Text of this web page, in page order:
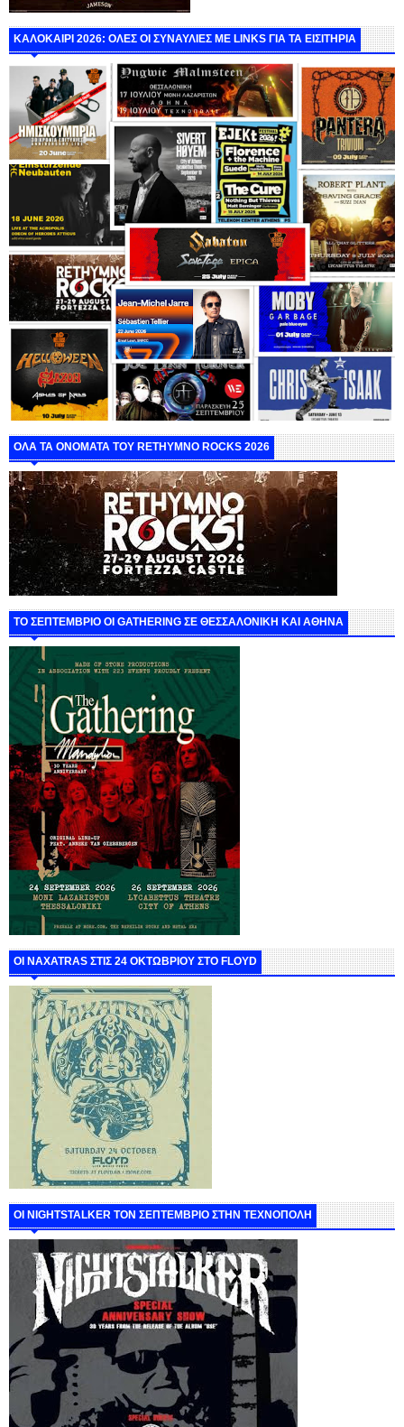
ΚΑΛΟΚΑΙΡΙ 2026: ΟΛΕΣ ΟΙ ΣΥΝΑΥΛΙΕΣ ΜΕ LINKS ΓΙΑ ΤΑ ΕΙΣΙΤΗΡΙΑ
ΟΛΑ ΤΑ ΟΝΟΜΑΤΑ ΤΟΥ RETHYMNO ROCKS 2026
ΤΟ ΣΕΠΤΕΜΒΡΙΟ ΟΙ GATHERING ΣΕ ΘΕΣΣΑΛΟΝΙΚΗ ΚΑΙ ΑΘΗΝΑ
ΟΙ NAXATRAS ΣΤΙΣ 24 ΟΚΤΩΒΡΙΟΥ ΣΤΟ FLOYD
ΟΙ NIGHTSTALKER ΤΟΝ ΣΕΠΤΕΜΒΡΙΟ ΣΤΗΝ ΤΕΧΝΟΠΟΛΗ